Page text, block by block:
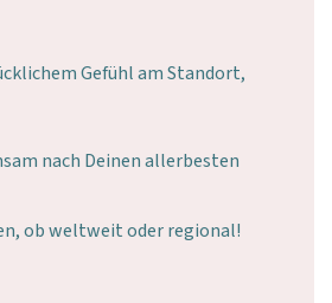
Gefühl am Standort,
nach Deinen allerbesten
ob weltweit oder regional!